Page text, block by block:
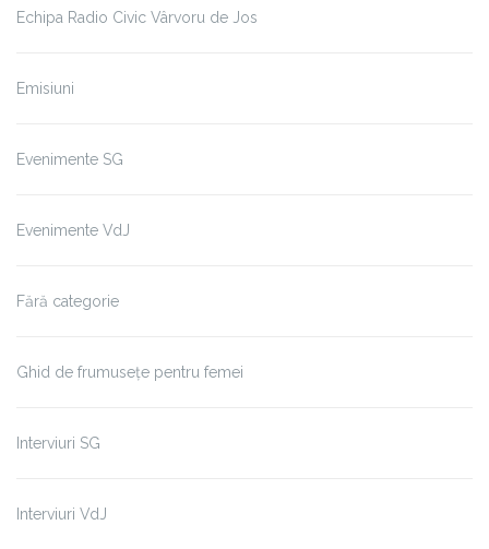
Echipa Radio Civic Vârvoru de Jos
Emisiuni
Evenimente SG
Evenimente VdJ
Fără categorie
Ghid de frumusețe pentru femei
Interviuri SG
Interviuri VdJ